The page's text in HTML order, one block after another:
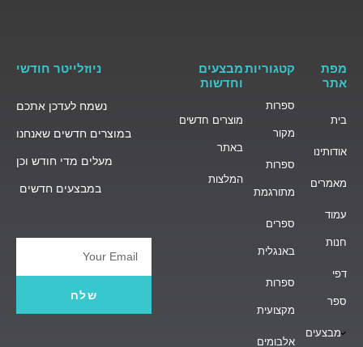
מפת
אתר
בית
אודותינו
מאמרים
עמוד
חנות
דפי
ספר
מבצעים
קטגוריות
ספרות
מקור
ספרות
מתורגמת
ספרים
באנגלית
ספרות
מקצועית
אלבומים
מבצעים
וחדשות
מוצרים חדשים
באתר
המלצות
ניוזלייטר חודשי
נשמח לעדכן אתכם
במוצרים חדשים שאנחנו
מעלים מדי חודש וכן
במבצעים חדשים
Email
שלח